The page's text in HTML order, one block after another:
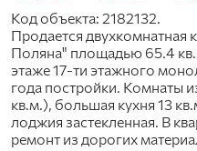
Код объекта: 2182132.
Продается двухкомнатная
Поляна" площадью 65.4
этаже 17-ти этажного
года постройки. Комнаты
кв.м.), большая кухня 13
лоджия застекленная. В
ремонт из дорогих